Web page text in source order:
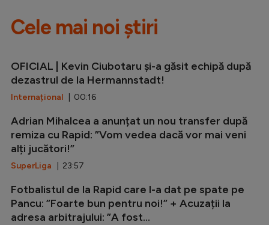
Cele mai noi știri
OFICIAL | Kevin Ciubotaru și-a găsit echipă după
dezastrul de la Hermannstadt!
Internațional | 00:16
Adrian Mihalcea a anunțat un nou transfer după
remiza cu Rapid: ”Vom vedea dacă vor mai veni
alți jucători!”
SuperLiga | 23:57
Fotbalistul de la Rapid care l-a dat pe spate pe
Pancu: ”Foarte bun pentru noi!” + Acuzații la
adresa arbitrajului: ”A fost...